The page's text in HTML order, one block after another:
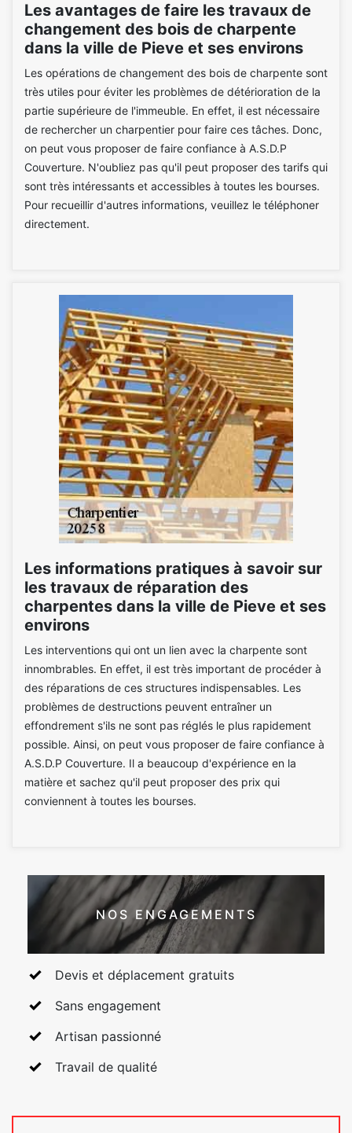
Les avantages de faire les travaux de
changement des bois de charpente
dans la ville de Pieve et ses environs
Les opérations de changement des bois de charpente sont
très utiles pour éviter les problèmes de détérioration de la
partie supérieure de l'immeuble. En effet, il est nécessaire
de rechercher un charpentier pour faire ces tâches. Donc,
on peut vous proposer de faire confiance à A.S.D.P
Couverture. N'oubliez pas qu'il peut proposer des tarifs qui
sont très intéressants et accessibles à toutes les bourses.
Pour recueillir d'autres informations, veuillez le téléphoner
directement.
Les informations pratiques à savoir sur
les travaux de réparation des
charpentes dans la ville de Pieve et ses
environs
Les interventions qui ont un lien avec la charpente sont
innombrables. En effet, il est très important de procéder à
des réparations de ces structures indispensables. Les
problèmes de destructions peuvent entraîner un
effondrement s'ils ne sont pas réglés le plus rapidement
possible. Ainsi, on peut vous proposer de faire confiance à
A.S.D.P Couverture. Il a beaucoup d'expérience en la
matière et sachez qu'il peut proposer des prix qui
conviennent à toutes les bourses.
NOS ENGAGEMENTS
Devis et déplacement gratuits
Sans engagement
Artisan passionné
Travail de qualité